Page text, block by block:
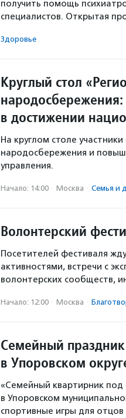
получить помощь
специалистов. Открытая
Здоровье
Круглый стол
в достижении
На круглом столе
народосбережения и
управления.
Начало: 14:00 · Москва · Семья и
Волонтерский
Посетителей фестиваля
активностями, встречи с
волонтерских сообществ,
Начало: 12:00 · Москва ·
Семейный
в Упоровском
«Семейный квартирник
в Упоровском
спортивные игры для